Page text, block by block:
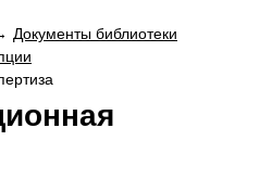
Документы библиотеки